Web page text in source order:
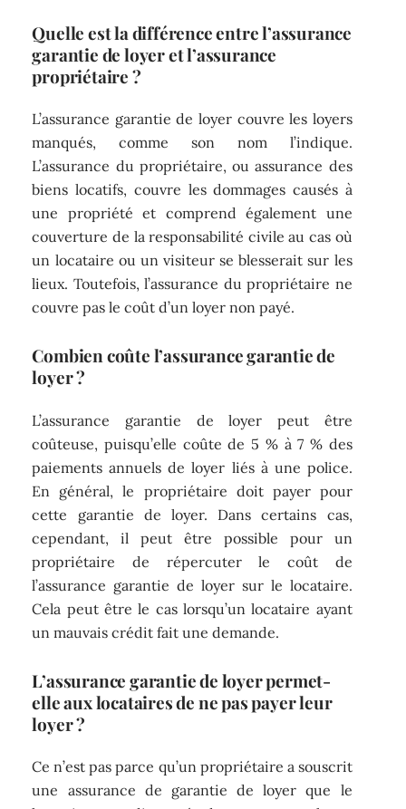
Quelle est la différence entre l’assurance
garantie de loyer et l’assurance
propriétaire ?
L’assurance garantie de loyer couvre les loyers
manqués, comme son nom l’indique.
L’assurance du propriétaire, ou assurance des
biens locatifs, couvre les dommages causés à
une propriété et comprend également une
couverture de la responsabilité civile au cas où
un locataire ou un visiteur se blesserait sur les
lieux. Toutefois, l’assurance du propriétaire ne
couvre pas le coût d’un loyer non payé.
Combien coûte l’assurance garantie de
loyer ?
L’assurance garantie de loyer peut être
coûteuse, puisqu’elle coûte de 5 % à 7 % des
paiements annuels de loyer liés à une police.
En général, le propriétaire doit payer pour
cette garantie de loyer. Dans certains cas,
cependant, il peut être possible pour un
propriétaire de répercuter le coût de
l’assurance garantie de loyer sur le locataire.
Cela peut être le cas lorsqu’un locataire ayant
un mauvais crédit fait une demande.
L’assurance garantie de loyer permet-
elle aux locataires de ne pas payer leur
loyer ?
Ce n’est pas parce qu’un propriétaire a souscrit
une assurance de garantie de loyer que le